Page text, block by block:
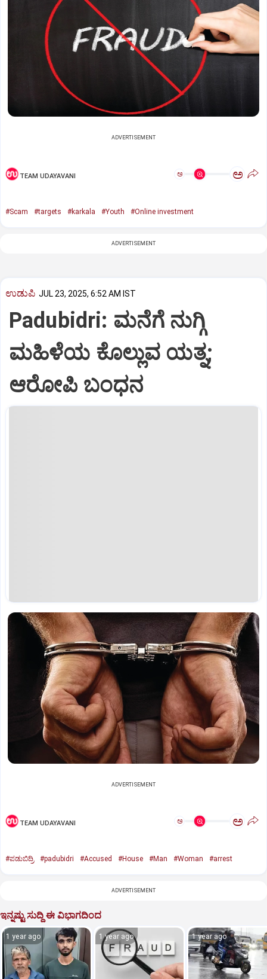
ADVERTISEMENT
TEAM UDAYAVANI ಅ ಅ
#Scam #targets #karkala #Youth #Online investment
ADVERTISEMENT
ಉಡುಪಿ JUL 23, 2025, 6:52 AM IST
Padubidri: ಮನೆಗೆ ನುಗ್ಗಿ
ಮಹಿಳೆಯ ಕೊಲ್ಲುವ ಯತ್ನ;
ಆರೋಪಿ ಬಂಧನ
ADVERTISEMENT
TEAM UDAYAVANI ಅ ಅ
#ಪಡುಬಿದ್ರಿ #padubidri #Accused #House #Man #Woman #arrest
ADVERTISEMENT
ಇನ್ನಷ್ಟು ಸುದ್ದಿ ಈ ವಿಭಾಗದಿಂದ
1 year ago 1 year ago 1 year ago